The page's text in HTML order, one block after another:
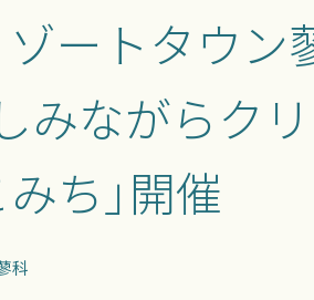
ゾートタウン
みながらクリ
みち」開催
科